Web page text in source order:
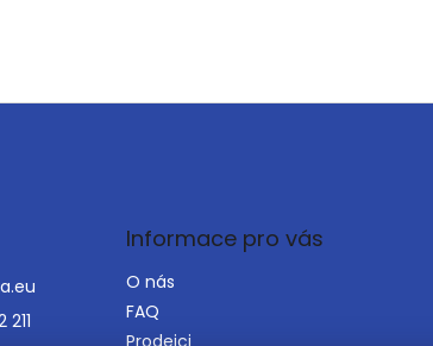
Informace pro vás
O nás
FAQ
Prodejci